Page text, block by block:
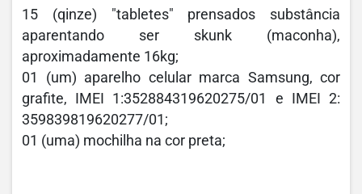
15 (qinze) "tabletes" prensados substância
aparentando ser skunk (maconha),
aproximadamente 16kg;
01 (um) aparelho celular marca Samsung, cor
grafite, IMEI 1:352884319620275/01 e IMEI 2:
359839819620277/01;
01 (uma) mochilha na cor preta;